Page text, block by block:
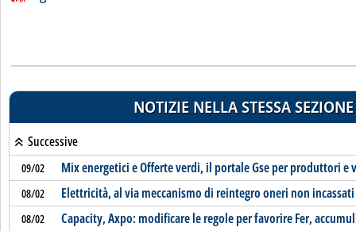
NOTIZIE NELLA STESSA SEZIONE
Successive
09/02 Mix energetici e Offerte verdi, il portale Gse per produttori e
08/02 Elettricità, al via meccanismo di reintegro oneri non
08/02 Capacity, Axpo: modificare le regole per favorire Fer,